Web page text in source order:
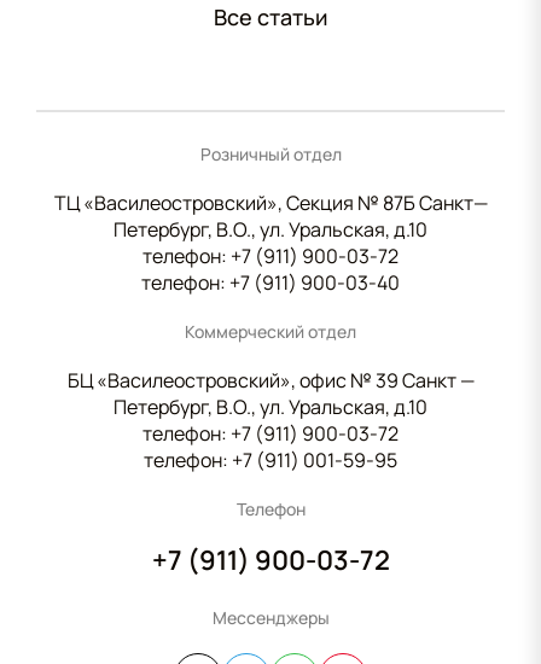
Все статьи
Розничный отдел
ТЦ «Василеостровский», Секция № 87Б Санкт—
Петербург, В.О., ул. Уральская, д.10
телефон: +7 (911) 900-03-72
телефон: +7 (911) 900-03-40
Коммерческий отдел
БЦ «Василеостровский», офис № 39 Санкт —
Петербург, В.О., ул. Уральская, д.10
телефон: +7 (911) 900-03-72
телефон: +7 (911) 001-59-95
Телефон
+7 (911) 900-03-72
Мессенджеры